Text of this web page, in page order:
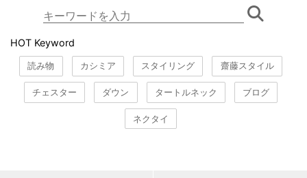
HOT Keyword
読み物 カシミア スタイリング 齋藤スタイル
チェスター ダウン タートルネック ブログ
ネクタイ